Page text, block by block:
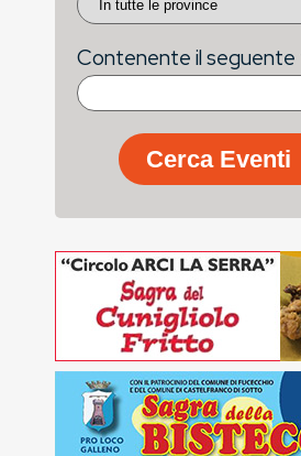
Contenente il
Cerca Eventi